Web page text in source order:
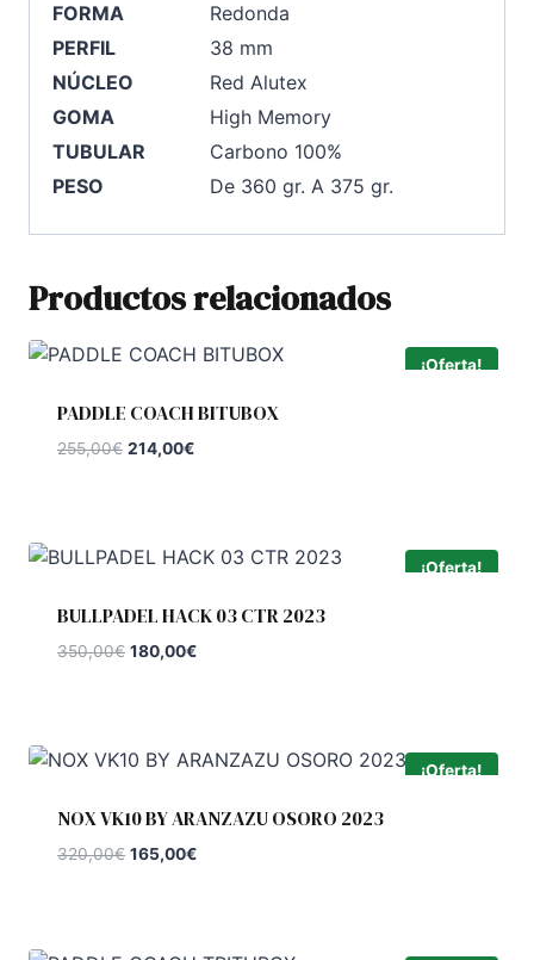
FORMA
Redonda
PERFIL
38 mm
NÚCLEO
Red Alutex
GOMA
High Memory
TUBULAR
Carbono 100%
PESO
De 360 gr. A 375 gr.
Productos relacionados
¡Oferta!
PADDLE COACH BITUBOX
255,00€ El
255,00€.
214,00€El
214,00€.
¡Oferta!
BULLPADEL HACK 03 CTR 2023
350,00€ El
350,00€.
180,00€El
180,00€.
¡Oferta!
NOX VK10 BY ARANZAZU OSORO 2023
320,00€ El
320,00€.
165,00€El
165,00€.